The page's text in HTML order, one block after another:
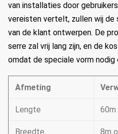
van installaties door
vereisten vertelt, zullen wij
van de klant ontwerpen. De
serre zal vrij lang zijn, en de
omdat de speciale vorm nodig
Afmeting
Lengte 60m
Breedte 8m